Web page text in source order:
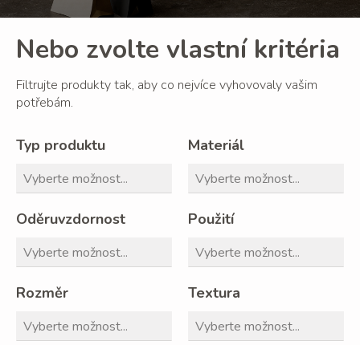
Nebo zvolte vlastní kritéria
Filtrujte produkty tak, aby co nejvíce vyhovovaly vašim
potřebám.
Typ produktu Materiál
Oděruvzdornost Použití
Rozměr Textura